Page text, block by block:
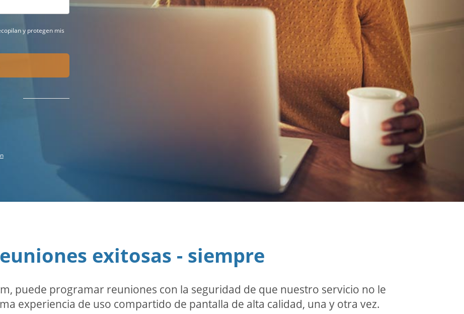
y protegen mis
exitosas - siempre
puede programar reuniones con la seguridad de que nuestro servicio no le
experiencia de uso compartido de pantalla de alta calidad, una y otra vez.